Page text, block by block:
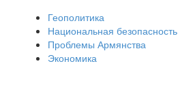
Геополитика
Национальная безопасность
Проблемы Армянства
Экономика